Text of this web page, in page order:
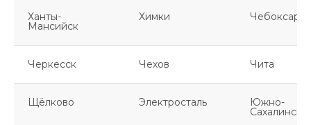
Ханты-
Мансийск
Химки Чебоксары
Черкесск Чехов Чита
Щёлково Электросталь Южно-
Сахалинск